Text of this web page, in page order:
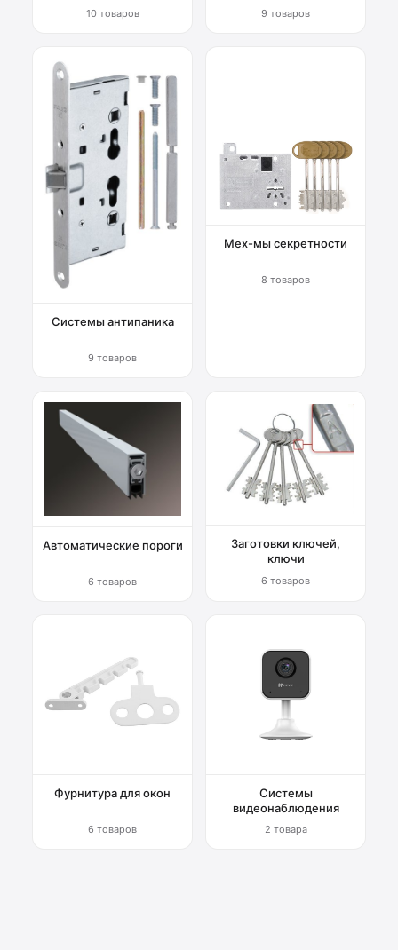
10 товаров 9 товаров
Системы антипаника
9 товаров
Мех-мы секретности
8 товаров
Автоматические пороги
6 товаров
Заготовки ключей,
ключи
6 товаров
Фурнитура для окон
6 товаров
Системы
видеонаблюдения
2 товара